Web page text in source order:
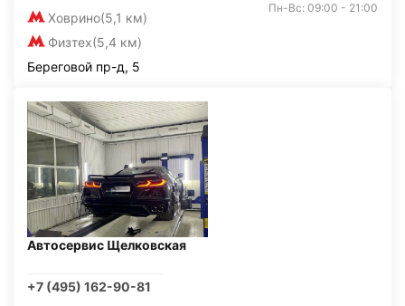
Ховрино(5,1 км)
Физтех(5,4 км)
Пн-Вс: 09:00 - 21:00
Береговой пр-д, 5
Автосервис Щелковская
+7 (495) 162-90-81